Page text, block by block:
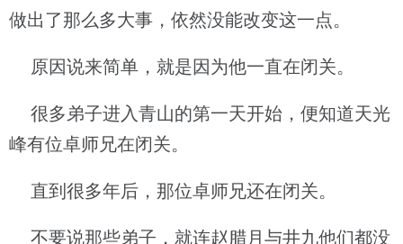
做出了那么多大事，依然没能改变这一点。
原因说来简单，就是因为他一直在闭关。
很多弟子进入青山的第一天开始，便知道天光
峰有位卓师兄在闭关。
直到很多年后，那位卓师兄还在闭关。
不要说那些弟子，就连赵腊月与井九他们都没